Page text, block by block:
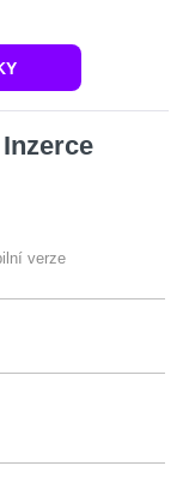
Inzerce
verze